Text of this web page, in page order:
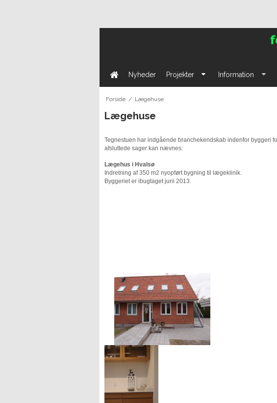
Nyheder Projekter Information
Forside / Lægehuse
Lægehuse
Tegnestuen har indgående branchekendskab indenfor byggeri
afsluttede sager kan nævnes:
Lægehus i Hvalsø
Indretning af 350 m2 nyopført bygning til lægeklinik.
Byggeriet er ibugtaget juni 2013.